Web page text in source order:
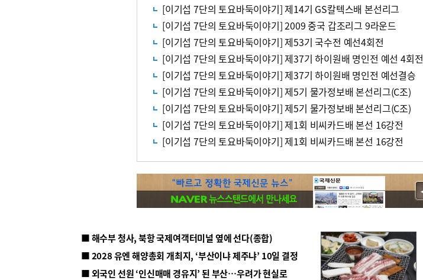
[이기섭 7단의 토요바둑이야기] 제14기 GS칼텍스배 본선리그
[이기섭 7단의 토요바둑이야기] 2009 중국 갑조리그 9라운드
[이기섭 7단의 토요바둑이야기] 제53기 국수전 예선4회전
[이기섭 7단의 토요바둑이야기] 제37기 하이원배 명인전 예선 4회전
[이기섭 7단의 토요바둑이야기] 제37기 하이원배 명인전 예선결승
[이기섭 7단의 토요바둑이야기] 제5기 물가정보배 본선리그(C조)
[이기섭 7단의 토요바둑이야기] 제5기 물가정보배 본선리그(C조)
[이기섭 7단의 토요바둑이야기] 제1회 비씨카드배 본선 16강전
[이기섭 7단의 토요바둑이야기] 제1회 비씨카드배 본선 16강전
■ 해수부 청사, 북항 국제여객터미널 옆에 선다(종합)
■ 2028 유엔 해양총회 개최지, ‘부산이냐 제주냐’ 10일 결정
■ 외국인 선원 ‘인신매매 경유지’ 된 부산…우려가 현실로